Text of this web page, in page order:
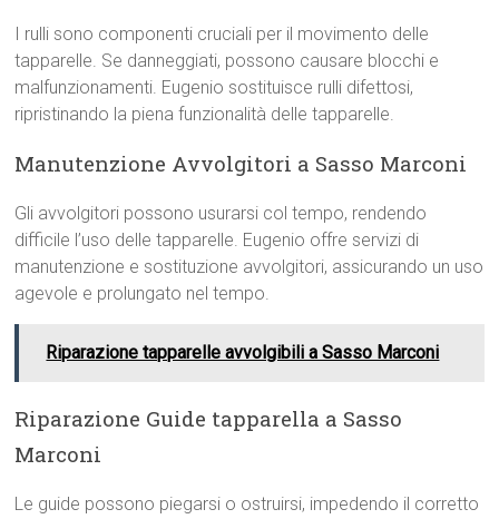
I rulli sono componenti cruciali per il movimento delle
tapparelle. Se danneggiati, possono causare blocchi e
malfunzionamenti. Eugenio sostituisce rulli difettosi,
ripristinando la piena funzionalità delle tapparelle.
Manutenzione Avvolgitori a Sasso Marconi
Gli avvolgitori possono usurarsi col tempo, rendendo
difficile l’uso delle tapparelle. Eugenio offre servizi di
manutenzione e sostituzione avvolgitori, assicurando un uso
agevole e prolungato nel tempo.
Riparazione tapparelle avvolgibili a Sasso Marconi
Riparazione Guide tapparella a Sasso
Marconi
Le guide possono piegarsi o ostruirsi, impedendo il corretto